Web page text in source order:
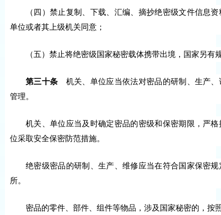
（四）禁止复制、下载、汇编、摘抄绝密级文件信息
单位或者其上级机关同意；
（五）禁止将绝密级国家秘密载体携带出境，国家另有
第三十条 机关、单位应当依法对密品的研制、生产
管理。
机关、单位应当及时确定密品的密级和保密期限，严
位采取安全保密防范措施。
绝密级密品的研制、生产、维修应当在符合国家保密
所。
密品的零件、部件、组件等物品，涉及国家秘密的，按